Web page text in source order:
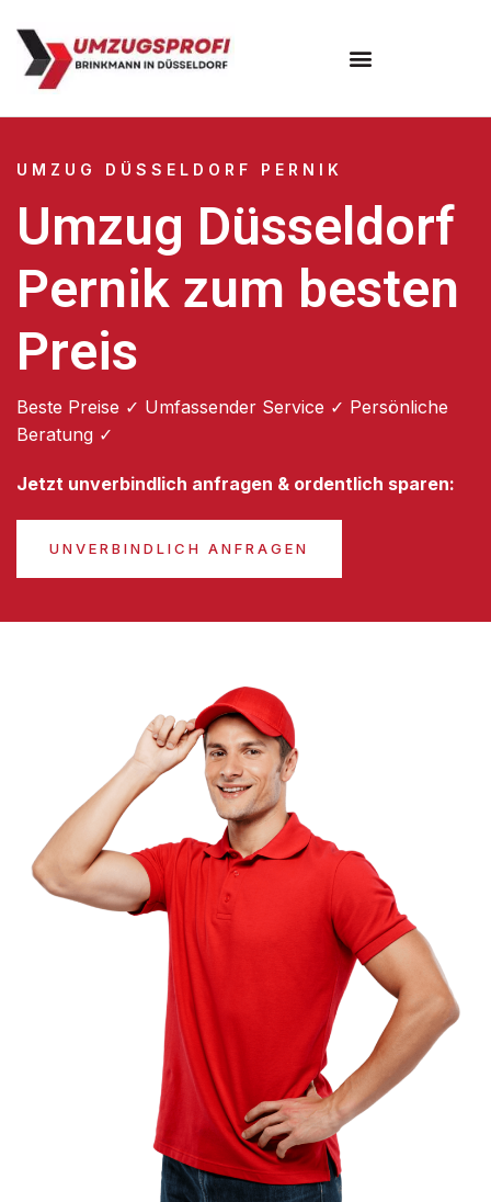
UMZUG DÜSSELDORF PERNIK
Umzug Düsseldorf
Pernik zum besten
Preis
Beste Preise ✓ Umfassender Service ✓ Persönliche
Beratung ✓
Jetzt unverbindlich anfragen & ordentlich sparen:
UNVERBINDLICH ANFRAGEN